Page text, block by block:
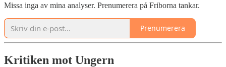
Missa inga av mina analyser. Prenumerera på Friborna tankar.
Prenumerera
Kritiken mot Ungern